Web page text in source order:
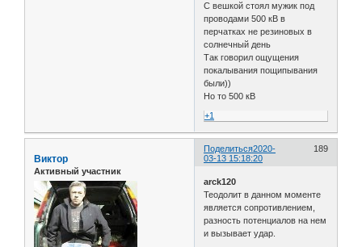
С вешкой стоял мужик под
проводами 500 кВ в
перчатках не резиновых в
солнечный день
Так говорил ощущения
покалывания пощипывания
были))
Но то 500 кВ
+1
Поделиться 189
2020-
03-13 15:18:20
Виктор
Активный участник
arck120
Теодолит в данном моменте
является сопротивлением,
разность потенциалов на нем
и вызывает удар.